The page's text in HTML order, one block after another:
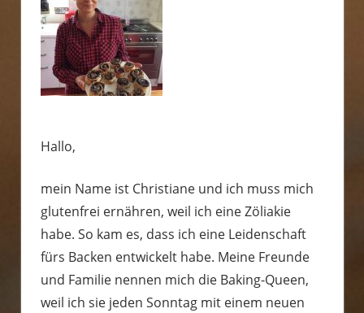
Hallo,
mein Name ist Christiane und ich muss mich
glutenfrei ernähren, weil ich eine Zöliakie
habe. So kam es, dass ich eine Leidenschaft
fürs Backen entwickelt habe. Meine Freunde
und Familie nennen mich die Baking-Queen,
weil ich sie jeden Sonntag mit einem neuen